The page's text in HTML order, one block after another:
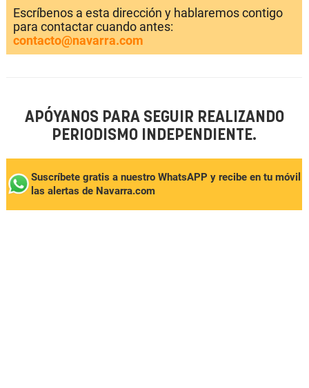
Escríbenos a esta dirección y hablaremos contigo
para contactar cuando antes:
contacto@navarra.com
APÓYANOS PARA SEGUIR REALIZANDO
PERIODISMO INDEPENDIENTE.
Suscríbete gratis a nuestro WhatsAPP y recibe en tu móvil
las alertas de Navarra.com